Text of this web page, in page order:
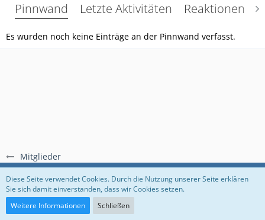
Mitglieder
Pinnwand Letzte Aktivitäten Reaktionen
Es wurden noch keine Einträge an der Pinnwand verfasst.
Regeln Datenschutzerklärung Impressum
Community-Software:
Diese Seite verwendet Cookies. Durch die Nutzung unserer Seite erklären
Sie sich damit einverstanden, dass wir Cookies setzen.
Weitere Informationen
Schließen